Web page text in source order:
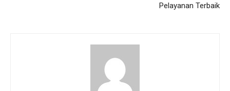
Pelayanan Terbaik